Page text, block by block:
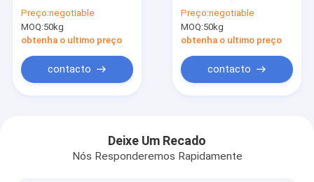
compostos
Preço:negotiable
MOQ:50kg
obtenha o ultimo preço
contacto
viscosidade
Preço:negotiable
MOQ:50kg
obtenha o ultimo preço
contacto
Deixe Um Recado
Nós Responderemos Rapidamente